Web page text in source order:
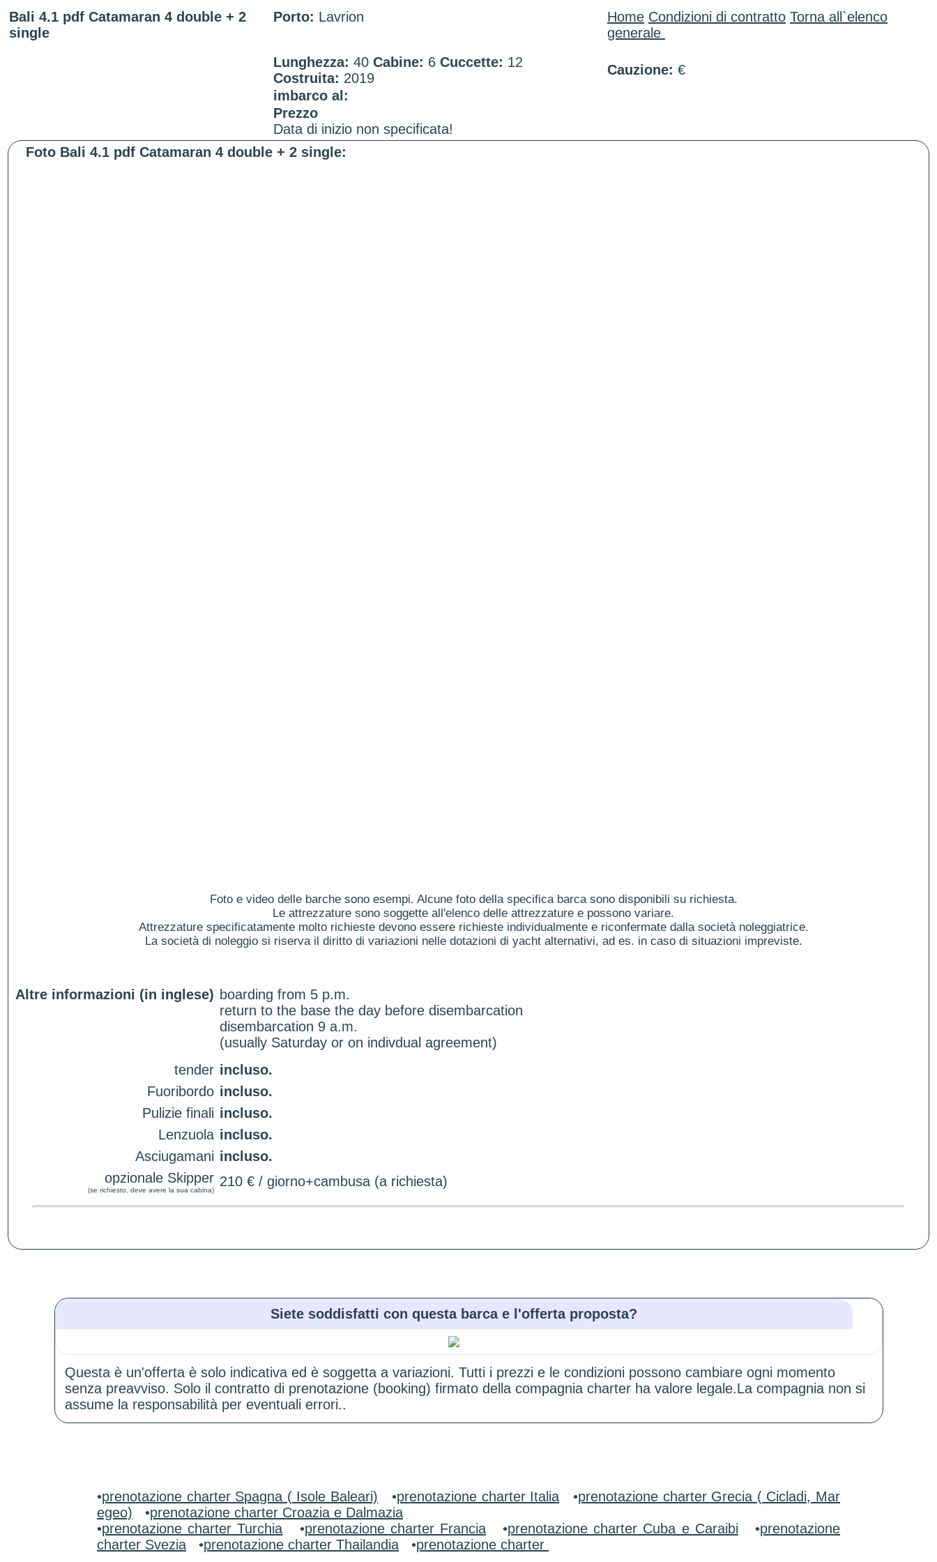
Bali 4.1 pdf Catamaran 4 double + 2
single
Porto: Lavrion Home Condizioni di contratto Torna all`elenco
generale
Lunghezza: 40 Cabine: 6 Cuccette: 12
Costruita: 2019
Cauzione: €
imbarco al:
Prezzo
Data di inizio non specificata!
Foto Bali 4.1 pdf Catamaran 4 double + 2 single:
Foto e video delle barche sono esempi. Alcune foto della specifica barca sono disponibili su richiesta.
Le attrezzature sono soggette all'elenco delle attrezzature e possono variare.
Attrezzature specificatamente molto richieste devono essere richieste individualmente e riconfermate dalla società noleggiatrice.
La società di noleggio si riserva il diritto di variazioni nelle dotazioni di yacht alternativi, ad es. in caso di situazioni impreviste.
Altre informazioni (in inglese) boarding from 5 p.m.
return to the base the day before disembarcation
disembarcation 9 a.m.
(usually Saturday or on indivdual agreement)
tender incluso.
Fuoribordo incluso.
Pulizie finali incluso.
Lenzuola incluso.
Asciugamani incluso.
opzionale Skipper
(se richiesto, deve avere la sua cabina)
210 € / giorno+cambusa (a richiesta)
Siete soddisfatti con questa barca e l'offerta proposta?
Questa è un'offerta è solo indicativa ed è soggetta a variazioni. Tutti i prezzi e le condizioni possono cambiare ogni momento
senza preavviso. Solo il contratto di prenotazione (booking) firmato della compagnia charter ha valore legale.La compagnia non si
assume la responsabilità per eventuali errori..
•prenotazione charter Spagna ( Isole Baleari) •prenotazione charter Italia •prenotazione charter Grecia ( Cicladi, Mar
egeo) •prenotazione charter Croazia e Dalmazia
•prenotazione charter Turchia •prenotazione charter Francia•prenotazione charter Cuba e Caraibi •prenotazione
charter Svezia •prenotazione charter Thailandia •prenotazione charter